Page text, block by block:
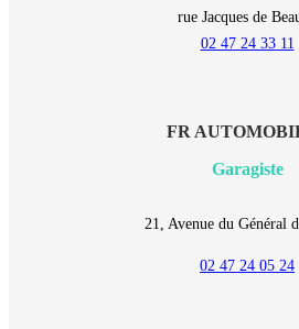
rue Jacques de
02 47 24 33 11
FR
Garagiste
21, Avenue du Général
02 47 24 05 24